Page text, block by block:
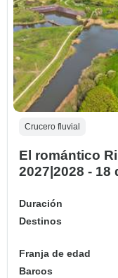
Crucero fluvial
El romántico
2027|2028 -
Duración
Destinos
Franja de edad
Barcos